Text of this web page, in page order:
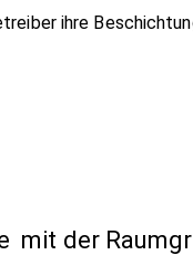
ihre
mit der